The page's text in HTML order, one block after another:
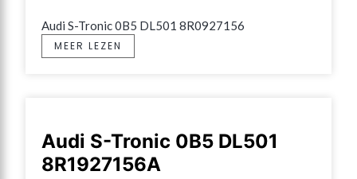
Audi S-Tronic 0B5 DL501 8R0927156
MEER LEZEN
Audi S-Tronic 0B5 DL501
8R1927156A